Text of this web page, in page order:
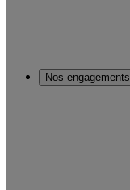
Nos engagements